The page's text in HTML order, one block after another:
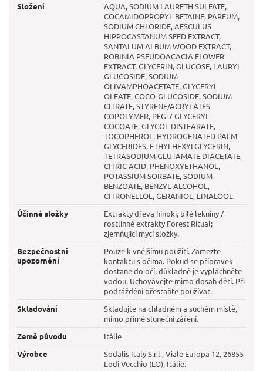
Složení
AQUA, SODIUM LAURETH SULFATE,
COCAMIDOPROPYL BETAINE, PARFUM,
SODIUM CHLORIDE, AESCULUS
HIPPOCASTANUM SEED EXTRACT,
SANTALUM ALBUM WOOD EXTRACT,
ROBINIA PSEUDOACACIA FLOWER
EXTRACT, GLYCERIN, GLUCOSE, LAURYL
GLUCOSIDE, SODIUM
OLIVAMPHOACETATE, GLYCERYL
OLEATE, COCO-GLUCOSIDE, SODIUM
CITRATE, STYRENE/ACRYLATES
COPOLYMER, PEG-7 GLYCERYL
COCOATE, GLYCOL DISTEARATE,
TOCOPHEROL, HYDROGENATED PALM
GLYCERIDES, ETHYLHEXYLGLYCERIN,
TETRASODIUM GLUTAMATE DIACETATE,
CITRIC ACID, PHENOXYETHANOL,
POTASSIUM SORBATE, SODIUM
BENZOATE, BENZYL ALCOHOL,
CITRONELLOL, GERANIOL, LINALOOL.
Účinné složky
Extrakty dřeva hinoki, bílé lekníny /
rostlinné extrakty Forest Ritual;
zjemňující mycí složky.
Bezpečnostní
upozornění
Pouze k vnějšímu použití. Zamezte
kontaktu s očima. Pokud se přípravek
dostane do očí, důkladně je vypláchněte
vodou. Uchovávejte mimo dosah dětí. Při
podráždění přestaňte používat.
Skladování
Skladujte na chladném a suchém místě,
mimo přímé sluneční záření.
Země původu
Itálie
Výrobce
Sodalis Italy S.r.l., Viale Europa 12, 26855
Lodi Vecchio (LO), Itálie.